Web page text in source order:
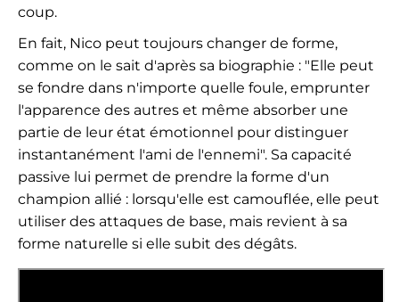
coup.
En fait, Nico peut toujours changer de forme,
comme on le sait d'après sa biographie : "Elle peut
se fondre dans n'importe quelle foule, emprunter
l'apparence des autres et même absorber une
partie de leur état émotionnel pour distinguer
instantanément l'ami de l'ennemi". Sa capacité
passive lui permet de prendre la forme d'un
champion allié : lorsqu'elle est camouflée, elle peut
utiliser des attaques de base, mais revient à sa
forme naturelle si elle subit des dégâts.